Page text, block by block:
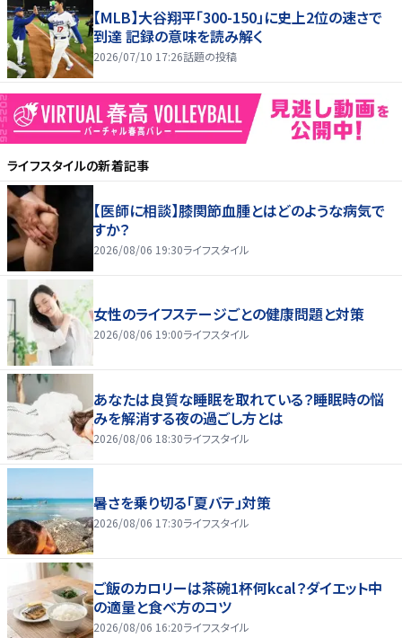
【MLB】大谷翔平「300-150」に史上2位の速さで
到達 記録の意味を読み解く
2026/07/10 17:26話題の投稿
ライフスタイルの新着記事
【医師に相談】膝関節血腫とはどのような病気で
すか？
2026/08/06 19:30ライフスタイル
女性のライフステージごとの健康問題と対策
2026/08/06 19:00ライフスタイル
あなたは良質な睡眠を取れている？睡眠時の悩
みを解消する夜の過ごし方とは
2026/08/06 18:30ライフスタイル
暑さを乗り切る「夏バテ」対策
2026/08/06 17:30ライフスタイル
ご飯のカロリーは茶碗1杯何kcal？ダイエット中
の適量と食べ方のコツ
2026/08/06 16:20ライフスタイル